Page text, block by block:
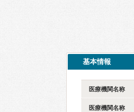
基本情報
医療機関名称
医療機関名称